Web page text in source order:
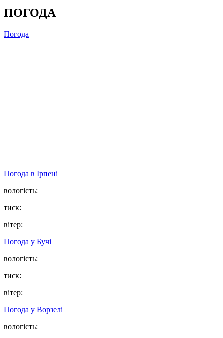
ПОГОДА
Погода
Погода в Ірпені
вологість:
тиск:
вітер:
Погода у Бучі
вологість:
тиск:
вітер:
Погода у Ворзелі
вологість: